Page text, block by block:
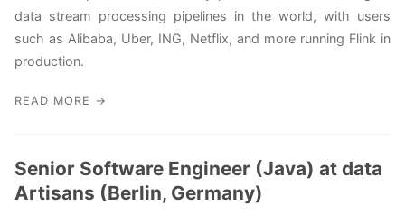
data stream processing pipelines in the world, with users
such as Alibaba, Uber, ING, Netflix, and more running Flink in
production.
READ MORE →
Senior Software Engineer (Java) at data
Artisans (Berlin, Germany)